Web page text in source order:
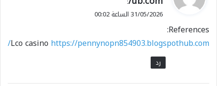
و
ل
31/05/2026 الساعة 00:02
References:
Lco casino https://pennynopn854903.blogspothub.com/
رد